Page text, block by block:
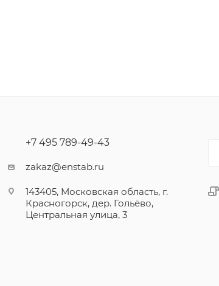
+7 495 789-49-43
zakaz@enstab.ru
143405, Московская область, г.
Красногорск, дер. Гольёво,
Центральная улица, 3